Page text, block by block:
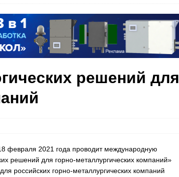
решений для
февраля 2021 года проводит международную
решений для горно-металлургических компаний»
российских горно-металлургических компаний